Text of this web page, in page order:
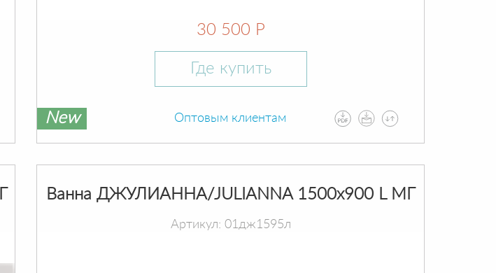
30 500 Р
Где купить
New Оптовым клиентам
Ванна ДЖУЛИАННА/JULIANNA 1500х900 L МГ
Артикул: 01дж1595л